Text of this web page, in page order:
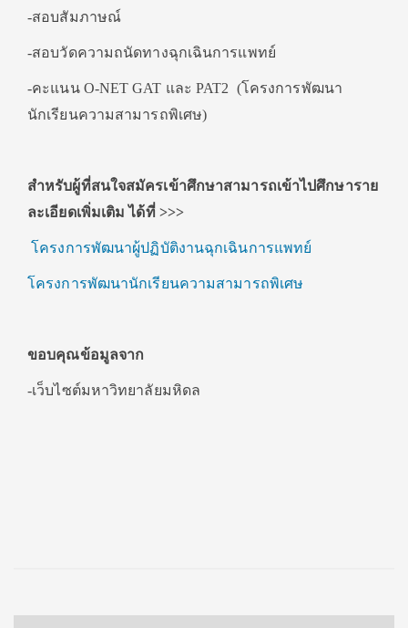
-สอบสัมภาษณ์
-สอบวัดความถนัดทางฉุกเฉินการแพทย์
-คะแนน O-NET GAT และ PAT2 (โครงการพัฒนา
นักเรียนความสามารถพิเศษ)
สำหรับผู้ที่สนใจสมัครเข้าศึกษาสามารถเข้าไปศึกษาราย
ละเอียดเพิ่มเติม ได้ที่ >>>
โครงการพัฒนาผู้ปฏิบัติงานฉุกเฉินการแพทย์
โครงการพัฒนานักเรียนความสามารถพิเศษ
ขอบคุณข้อมูลจาก
-เว็บไซต์มหาวิทยาลัยมหิดล